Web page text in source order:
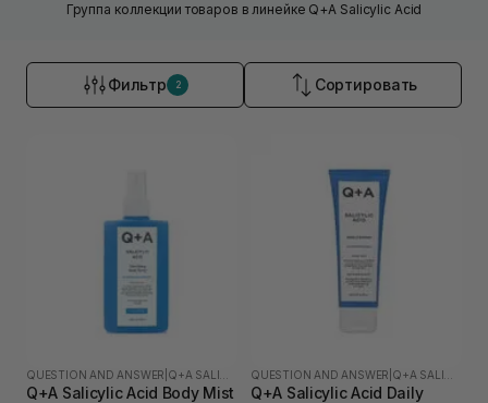
Группа коллекции товаров в линейке Q+A Salicylic Acid
Фильтр 2 Сортировать
QUESTION AND ANSWER
Q+A Salicylic Acid Body Mist
QUESTION AND ANSWER
Q+A Salicylic Acid Daily